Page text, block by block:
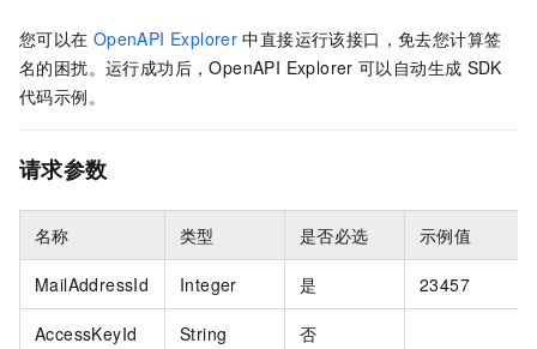
您可以在 OpenAPI Explorer 中直接运行该接口，免去您计算签
名的困扰。运行成功后，OpenAPI Explorer 可以自动生成 SDK
代码示例。
请求参数
名称 类型 是否必选 示例值
MailAddressId Integer 是 23457
AccessKeyId String 否